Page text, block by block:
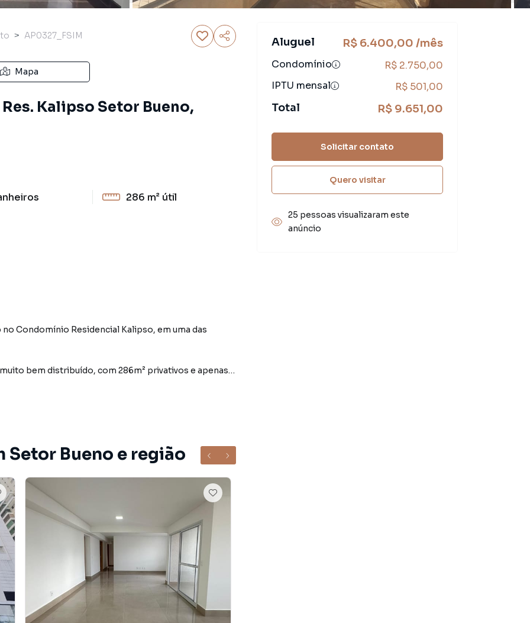
AP0327_FSIM
Mapa
Kalipso Setor Bueno,
286 m² útil
Condomínio Residencial Kalipso, em uma das
bem distribuído, com 286m² privativos e apenas
no Setor Bueno, próximo a escolas,
Setor Bueno e região
Aluguel R$ 6.400,00 /mês
Condomínio
R$ 2.750,00
IPTU mensal
R$ 501,00
Total R$ 9.651,00
Solicitar contato
Quero visitar
25 pessoas visualizaram este
anúncio